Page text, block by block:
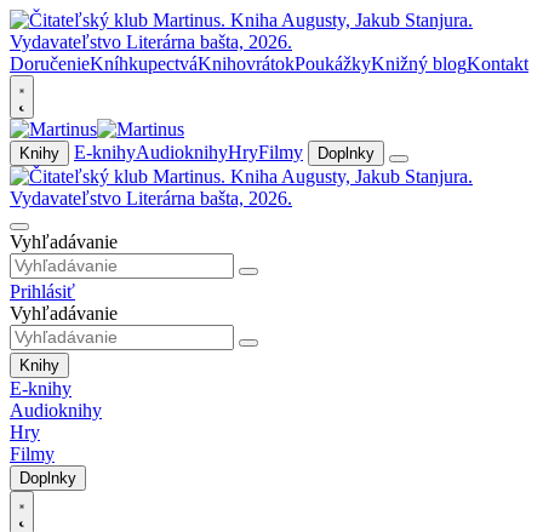
DoručenieKníhkupectváKnihovrátokPoukážkyKnižný blogKontakt
Knihy E-knihyAudioknihyHryFilmy Doplnky
Vyhľadávanie
Prihlásiť
Vyhľadávanie
Knihy
E-knihy
Audioknihy
Hry
Filmy
Doplnky